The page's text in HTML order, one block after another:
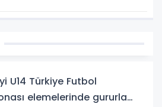
U14 Türkiye Futbol
elemelerinde gururla